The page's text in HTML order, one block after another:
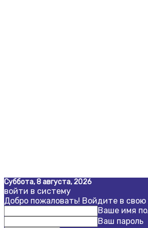
Суббота, 8 августа, 2026
войти в систему
Добро пожаловать! Войдите в
Ваше имя
Ваш пароль